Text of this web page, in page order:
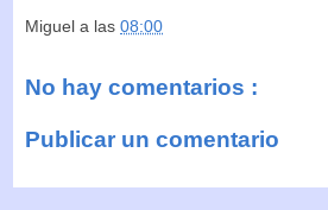
Miguel a las 08:00
No hay comentarios :
Publicar un comentario